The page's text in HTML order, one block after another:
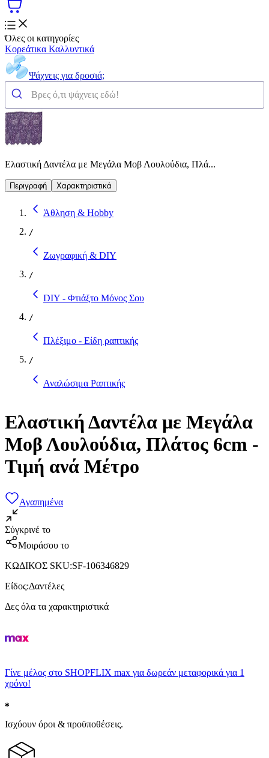
Όλες οι κατηγορίες
Κορεάτικα Καλλυντικά
Ψάχνεις για δροσιά;
Ελαστική Δαντέλα με Μεγάλα Μοβ Λουλούδια, Πλά...
Περιγραφή Χαρακτηριστικά
Άθληση & Hobby
/
Ζωγραφική & DIY
/
DIY - Φτιάξτο Μόνος Σου
/
Πλέξιμο - Είδη ραπτικής
/
Αναλώσιμα Ραπτικής
Ελαστική Δαντέλα με Μεγάλα
Μοβ Λουλούδια, Πλάτος 6cm -
Τιμή ανά Μέτρο
Αγαπημένα
Σύγκρινέ το
Μοιράσου το
ΚΩΔΙΚΟΣ SKU:SF-106346829
Είδος:Δαντέλες
Δες όλα τα χαρακτηριστικά
Γίνε μέλος στο SHOPFLIX max για δωρεάν μεταφορικά για 1
χρόνο!
Ισχύουν όροι & προϋποθέσεις.